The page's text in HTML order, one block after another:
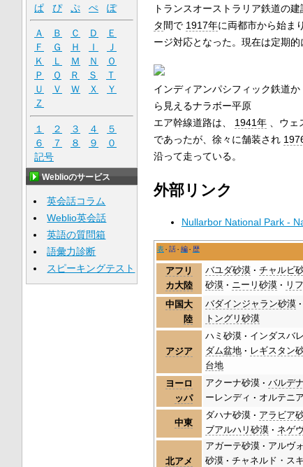
トランスオーストラリア鉄道の
タ間で 1917年に両都市から始ま
ージ対応となった。現在は定期的
インディアンパシフィック鉄道か
ら見えるナラボー平原
エア幹線道路は、 1941年、ウェ
であったが、徐々に舗装され
沿って走っている。
外部リンク
Nullarbor National Park -
表 話 編 歴
アフリ
カ大陸
バユダ砂漠 チャルビ
砂漠
ニーリ砂漠 リ
中国大
陸
バダインジャラン砂漠
トングリ砂漠
アジア
ハミ砂漠 インダスバ
ダム盆地
レギスタン
台地
ヨーロ
ッパ
アクーナ砂漠 バルデ
ーレンディ
オルテニ
中東
ダハナ砂漠 アラビア
ブアルハリ砂漠
ネゲ
北アメ
アガーテ砂漠 アルヴ
砂漠
チャネルド・ス
ぱ
ぴ ぷ ぺ ぽ
Ａ Ｂ Ｃ Ｄ
Ｅ
Ｆ
Ｇ Ｈ Ｉ
Ｊ
Ｋ
Ｌ Ｍ Ｎ
Ｏ
Ｐ
Ｑ Ｒ Ｓ
Ｔ
Ｕ
Ｖ Ｗ Ｘ
Ｙ
Ｚ
１ ２ ３ ４
５
６
７ ８ ９
０
記号
Weblioのサービス
英会話コラム
Weblio英会話
英語の質問箱
語彙力診断
スピーキングテスト